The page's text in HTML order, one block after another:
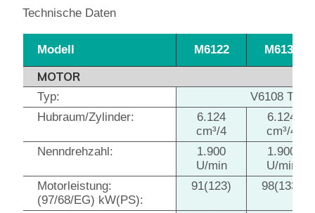
Technische Daten
Modell M6122 M6132
MOTOR
Typ:
V6108
Hubraum/Zylinder:
6.124
cm³/4
6.124
cm³/4
Nenndrehzahl:
1.900
U/min
1.900
U/min
Motorleistung:
(97/68/EG) kW(PS):
91(123) 98(133)